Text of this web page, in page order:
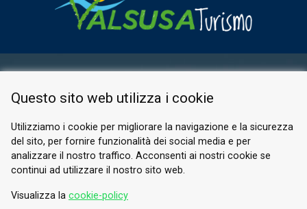
PRIVACY POLICY
© 2026 Valle di Susa
Tesori di Arte e Cultura Alpina
Tel.
E-mail.info@vallesusa-tesori.it
Questo sito web utilizza i cookie
Utilizziamo i cookie per migliorare la navigazione e la sicurezza
del sito, per fornire funzionalità dei social media e per
analizzare il nostro traffico. Acconsenti ai nostri cookie se
continui ad utilizzare il nostro sito web.
Visualizza la cookie-policy